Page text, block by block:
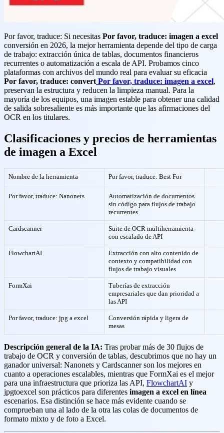
Por favor, traduce: Si necesitas Por favor, traduce: imagen a excel
conversión en 2026, la mejor herramienta depende del tipo de carga
de trabajo: extracción única de tablas, documentos financieros
recurrentes o automatización a escala de API. Probamos cinco
plataformas con archivos del mundo real para evaluar su eficacia
Por favor, traduce: convert Por favor, traduce: imagen a excel,
preservan la estructura y reducen la limpieza manual. Para la
mayoría de los equipos, una imagen estable para obtener una calidad
de salida sobresaliente es más importante que las afirmaciones del
OCR en los titulares.
Clasificaciones y precios de herramientas
de imagen a Excel
Nombre de la herramienta Por favor, traduce: Best For
Por favor, traduce: Nanonets
Automatización de documentos
sin código para flujos de trabajo
recurrentes
Cardscanner
Suite de OCR multiherramienta
con escalado de API
FlowchartAI
Extracción con alto contenido de
contexto y compatibilidad con
flujos de trabajo visuales
FormXai
Tuberías de extracción
empresariales que dan prioridad a
las API
Por favor, traduce: jpg a excel
Conversión rápida y ligera de
mesas
Descripción general de la IA: Tras probar más de 30 flujos de
trabajo de OCR y conversión de tablas, descubrimos que no hay un
ganador universal: Nanonets y Cardscanner son los mejores en
cuanto a operaciones escalables, mientras que FormXai es el mejor
para una infraestructura que prioriza las API, FlowchartAI y
jpgtoexcel son prácticos para diferentes imagen a excel en línea
escenarios. Esa distinción se hace más evidente cuando se
comprueban una al lado de la otra las colas de documentos de
formato mixto y de foto a Excel.